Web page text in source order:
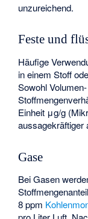
unzureichend.
Feste und
Häufige
in einem Stoff
Sowohl
Einheit μg/g
aussagekräftiger
Gase
Bei Gasen
8 ppm